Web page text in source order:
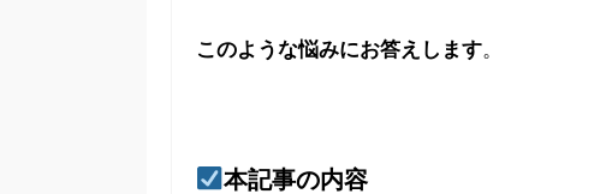
このような悩みにお答えします。
本記事の内容